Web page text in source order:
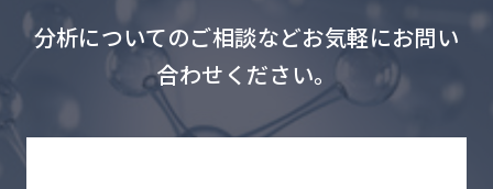
分析についてのご相談などお気軽にお問い
合わせください。